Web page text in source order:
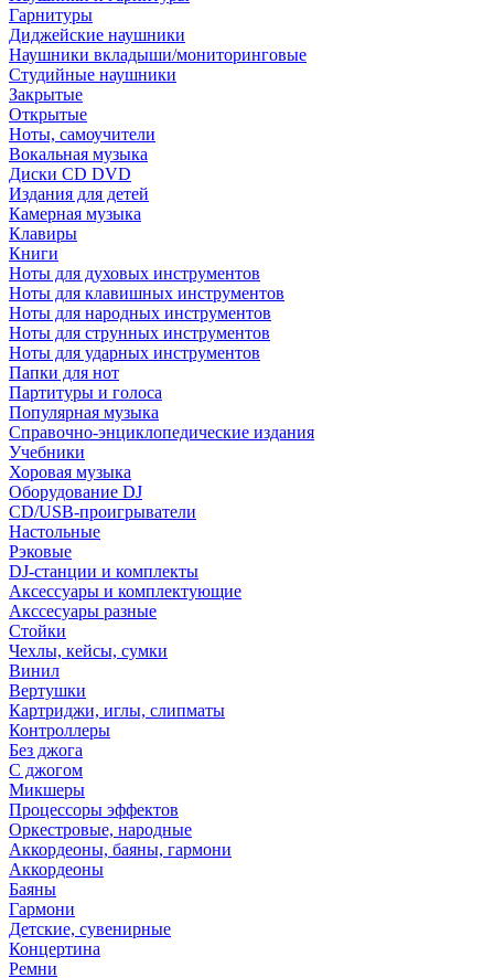
Гарнитуры
Диджейские наушники
Наушники вкладыши/мониторинговые
Студийные наушники
Закрытые
Открытые
Ноты, самоучители
Вокальная музыка
Диски CD DVD
Издания для детей
Камерная музыка
Клавиры
Книги
Ноты для духовых инструментов
Ноты для клавишных инструментов
Ноты для народных инструментов
Ноты для струнных инструментов
Ноты для ударных инструментов
Папки для нот
Партитуры и голоса
Популярная музыка
Справочно-энциклопедические издания
Учебники
Хоровая музыка
Оборудование DJ
CD/USB-проигрыватели
Настольные
Рэковые
DJ-станции и комплекты
Аксессуары и комплектующие
Акссесуары разные
Стойки
Чехлы, кейсы, сумки
Винил
Вертушки
Картриджи, иглы, слипматы
Контроллеры
Без джога
С джогом
Микшеры
Процессоры эффектов
Оркестровые, народные
Аккордеоны, баяны, гармони
Аккордеоны
Баяны
Гармони
Детские, сувенирные
Концертина
Ремни